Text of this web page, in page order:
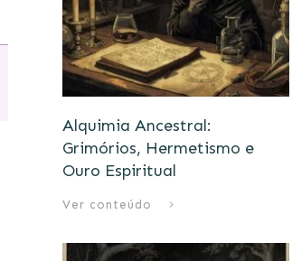
Alquimia Ancestral:
Grimórios, Hermetismo e
Ouro Espiritual
Ver conteúdo